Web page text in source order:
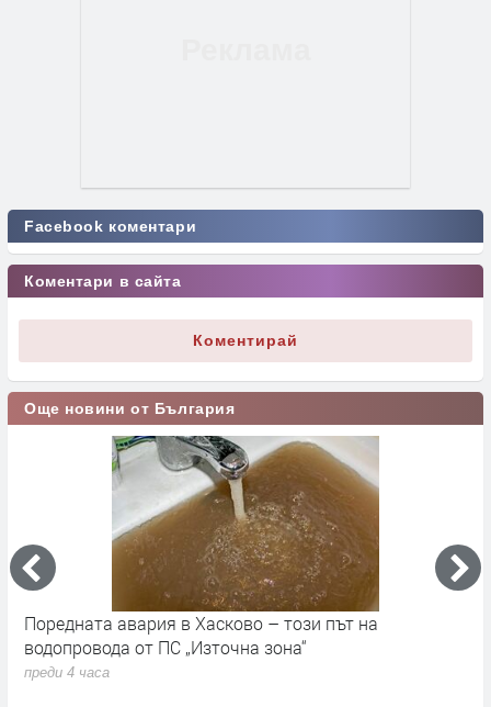
Facebook коментари
Коментари в сайта
Коментирай
Още новини от България
Поредната авария в Хасково – този път на
водопровода от ПС „Източна зона“
преди 4 часа